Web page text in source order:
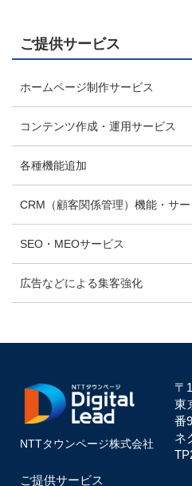
ご提供サービス
ホームページ制作サービス
コンテンツ作成・運用サービス
各種機能追加
CRM（顧客関係管理）機能・サー
SEO・MEOサービス
広告などによる集客強化
NTTタウンページ株式会社
ご提供サービス
〒
東
番
ネ